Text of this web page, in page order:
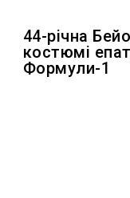
44-річна
костюмі
Формули-1